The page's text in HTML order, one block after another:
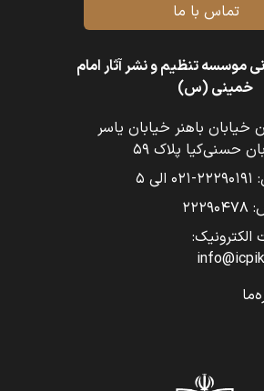
تماس با ما
موسسه تنظیم و نشر آثار امام
خمینی (س)
خیابان باهنر خیابان یاسر
حسنی‌کیا پلاک ۵۹
۵